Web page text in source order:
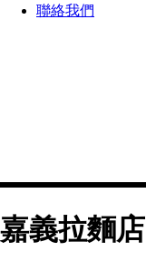
聯絡我們
嘉義拉麵店